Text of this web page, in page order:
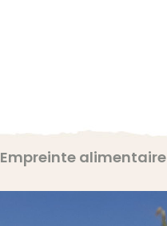
Empreinte alimentaire